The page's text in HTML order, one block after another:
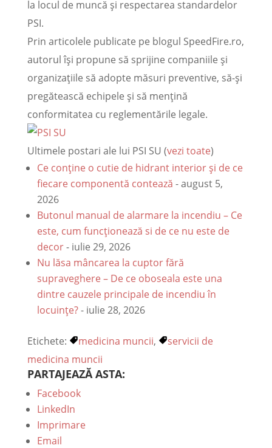
la locul de muncă și respectarea standardelor
PSI.
Prin articolele publicate pe blogul SpeedFire.ro,
autorul își propune să sprijine companiile și
organizațiile să adopte măsuri preventive, să-și
pregătească echipele și să mențină
conformitatea cu reglementările legale.
Ultimele postari ale lui PSI SU (vezi toate)
Ce conține o cutie de hidrant interior și de ce
fiecare componentă contează - august 5,
2026
Butonul manual de alarmare la incendiu – Ce
este, cum funcționează si de ce nu este de
decor- iulie 29, 2026
Nu lăsa mâncarea la cuptor fără
supraveghere – De ce oboseala este una
dintre cauzele principale de incendiu în
locuințe?- iulie 28, 2026
Etichete: medicina muncii,
servicii de
medicina muncii
PARTAJEAZĂ ASTA:
Facebook
LinkedIn
Imprimare
Email